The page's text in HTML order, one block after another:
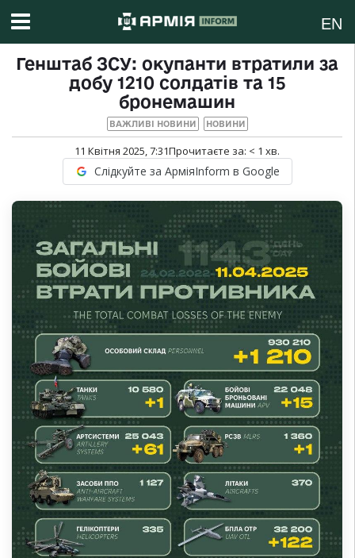
EN
Генштаб ЗСУ: окупанти втратили за
добу 1210 солдатів та 15
бронемашин
ВАЖЛИВІ НОВИНИ НОВИНИ
11 Квітня 2025, 7:31Прочитаєте за: < 1 хв.
Слідкуйте за АрміяInform в Google